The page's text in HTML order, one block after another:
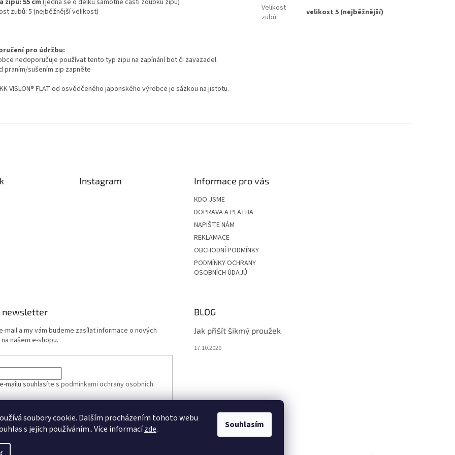
soubory cookie. Dalším procházením tohoto webu
s jejich používáním.. Více informacízde. Souhlasím
zubů: 5 (nejběžnější velikost)
pro údržbu:
nedoporučuje používat tento typ zipu na zapínání bot či zavazadel.
praním/sušením zip zapněte
VISLON®FLAT od osvědčeného japonského výrobce je sázkou na jistotu.
Velikost
zubů: velikost 5 (nejběžnější)
Instagram Informace pro vás
KDO JSME
DOPRAVA A PLATBA
NAPIŠTE NÁM
REKLAMACE
OBCHODNÍ PODMÍNKY
PODMÍNKY OCHRANY
OSOBNÍCH ÚDAJŮ
newsletter
mail a my vám budeme zasílat informace o nových
našem e-shopu.
mailu souhlasíte s podmínkami ochrany osobních
SE
BLOG
Jak přišít šikmý proužek
17.10.2020